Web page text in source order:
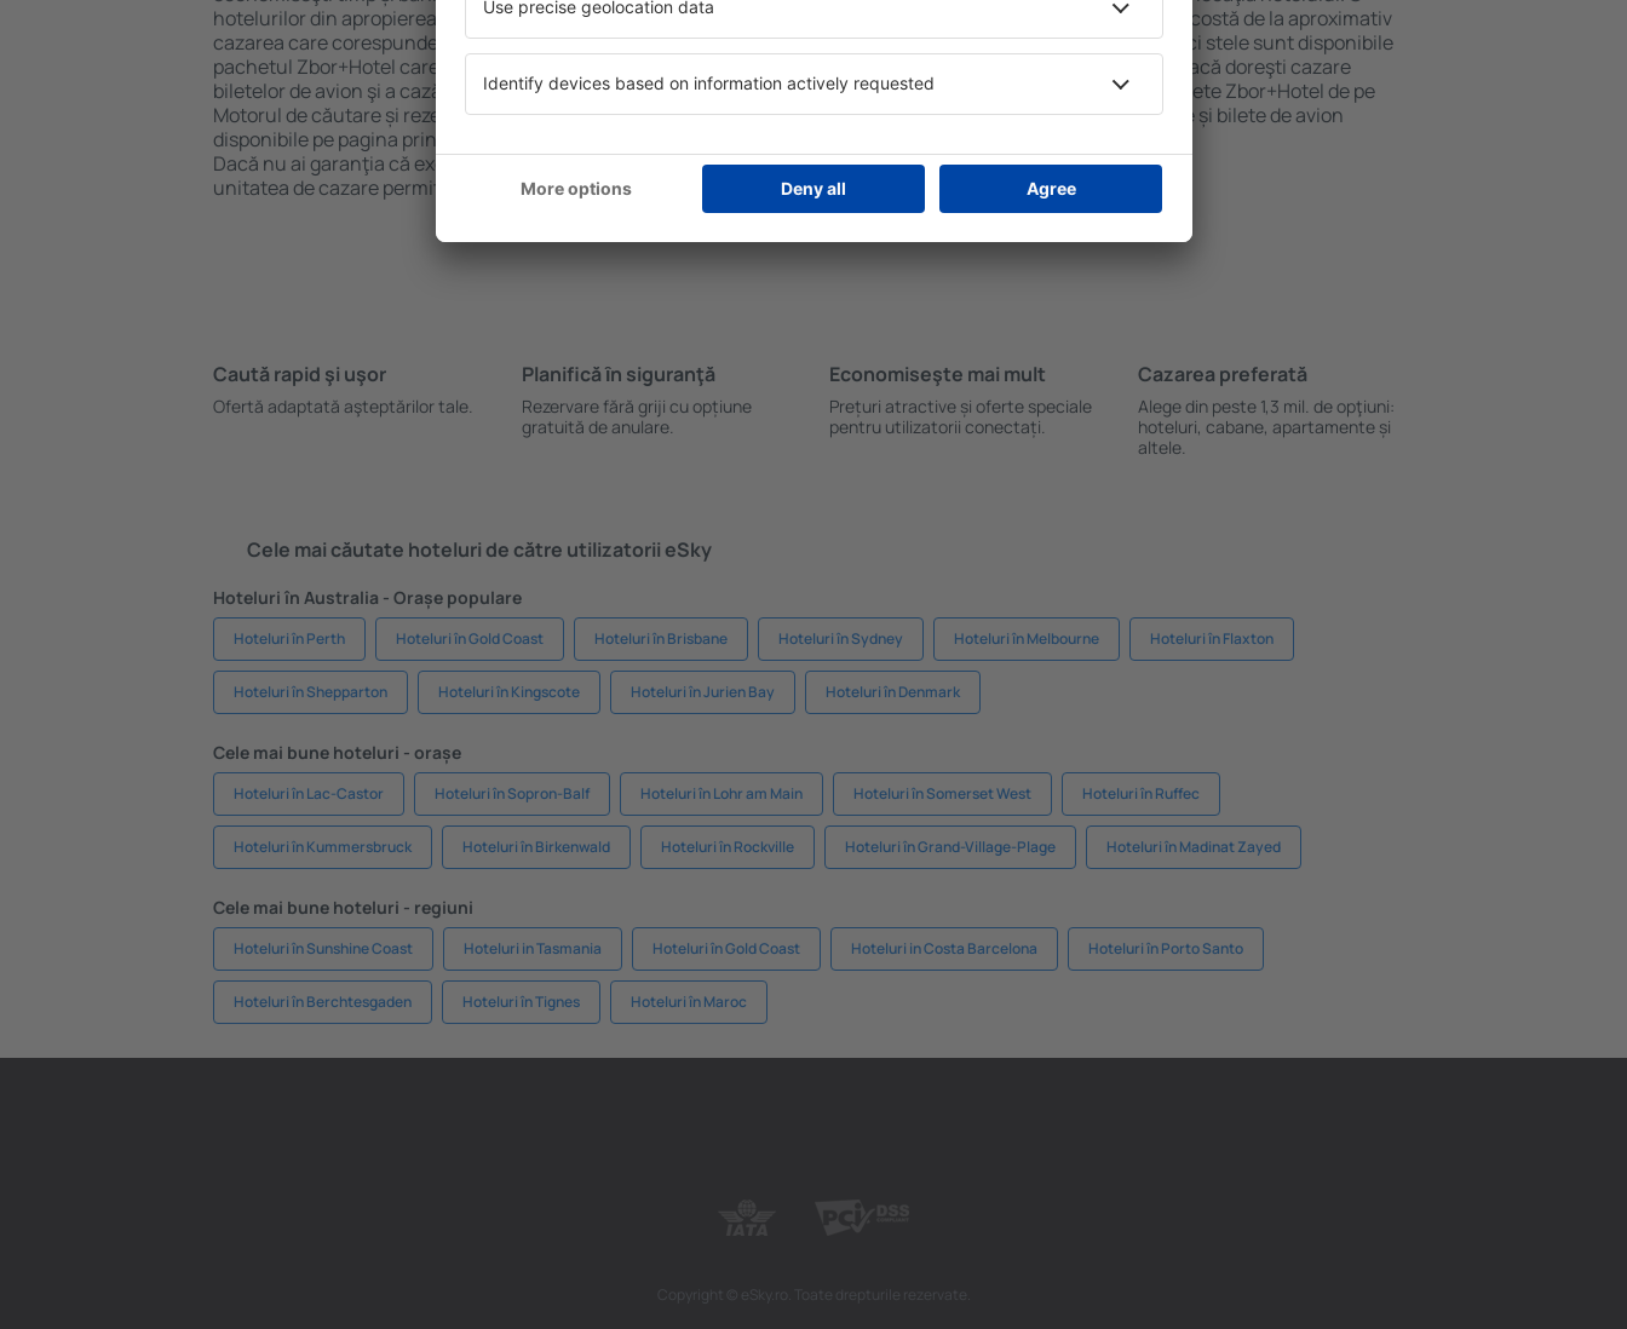
hotelurilor din apropierea aeroportului Ceduna Airport și alege
cazarea care corespunde cerințelor tale. Multe persoane au ales
pachetul Zbor+Hotel care ȋnseamnă rezervarea instantanee a
biletelor de avion şi a cazării şi, implicit, economie de timp.
Motorul de căutare și rezervarea hotelurilor ieftine sunt
disponibile pe pagina principală a eSky.ro, ȋn secţiunea "Cazare".
Dacă nu ai garanţia că excursia va avea loc, verifică dacă
unitatea de cazare permite anularea gratuită.
noapte într-un hotel de standard mediu costă de la aproximativ
50 până la 100 de euro. Hotelurile de cinci stele sunt disponibile
ȋncepând de la 200 de euro pe noapte. Dacă doreşti cazare
ieftină, consultă oferta specială de pachete Zbor+Hotel de pe
eSky.ro, care ȋţi permite să rezervi cazare și bilete de avion
Caută rapid şi uşor
Ofertă adaptată aşteptărilor tale.
Planifică ȋn siguranţă
Rezervare fără griji cu opțiune
gratuită de anulare.
Economiseşte mai mult
Prețuri atractive și oferte speciale
pentru utilizatorii conectați.
Cazarea preferată
Alege din peste 1,3 mil. de opţiuni:
hoteluri, cabane, apartamente și
altele.
Cele mai căutate hoteluri de către utilizatorii eSky
Hoteluri în Australia - Orașe populare
Hoteluri în Perth Hoteluri în Gold Coast Hoteluri în Brisbane Hoteluri în Sydney Hoteluri în Melbourne Hoteluri în Flaxton
Hoteluri în Shepparton Hoteluri în Kingscote Hoteluri în Jurien Bay Hoteluri în Denmark
Cele mai bune hoteluri - orașe
Hoteluri în Lac-Castor Hoteluri în Sopron-Balf Hoteluri în Lohr am Main Hoteluri în Somerset West Hoteluri în Ruffec
Hoteluri în Kummersbruck Hoteluri în Birkenwald Hoteluri în Rockville Hoteluri în Grand-Village-Plage Hoteluri în Madinat Zayed
Cele mai bune hoteluri - regiuni
Hoteluri în Sunshine Coast Hoteluri in Tasmania Hoteluri în Gold Coast Hoteluri in Costa Barcelona Hoteluri în Porto Santo
Hoteluri în Berchtesgaden Hoteluri în Tignes Hoteluri în Maroc
Copyright © eSky.ro. Toate drepturile rezervate.